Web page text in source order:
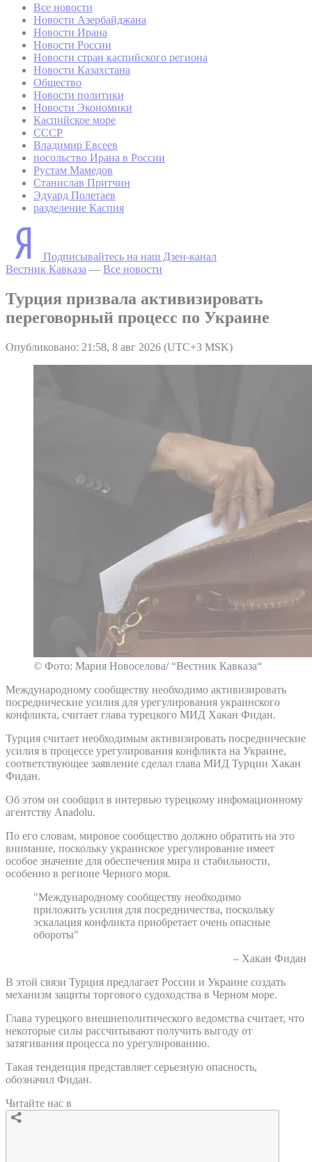
Все новости
Новости Азербайджана
Новости Ирана
Новости России
Новости стран каспийского региона
Новости Казахстана
Общество
Новости политики
Новости Экономики
Каспийское море
СССР
Владимир Евсеев
посольство Ирана в России
Рустам Мамедов
Станислав Притчин
Эдуард Полетаев
разделение Каспия
Подписывайтесь на наш Дзен-канал
Вестник Кавказа — Все новости
Турция призвала активизировать
переговорный процесс по Украине
Опубликовано: 21:58, 8 авг 2026 (UTC+3 MSK)
© Фото: Мария Новоселова/ “Вестник Кавказа“
Международному сообществу необходимо активизировать
посреднические усилия для урегулирования украинского
конфликта, считает глава турецкого МИД Хакан Фидан.
Турция считает необходимым активизировать посреднические
усилия в процессе урегулирования конфликта на Украине,
соответствующее заявление сделал глава МИД Турции Хакан
Фидан.
Об этом он сообщил в интервью турецкому инфомационному
агентству Anadolu.
По его словам, мировое сообщество должно обратить на это
внимание, поскольку украинское урегулирование имеет
особое значение для обеспечения мира и стабильности,
особенно в регионе Черного моря.
"Международному сообществу необходимо
приложить усилия для посредничества, поскольку
эскалация конфликта приобретает очень опасные
обороты"
– Хакан Фидан
В этой связи Турция предлагает России и Украине создать
механизм защиты торгового судоходства в Черном море.
Глава турецкого внешнеполитического ведомства считает, что
некоторые силы рассчитывают получить выгоду от
затягивания процесса по урегулированию.
Такая тенденция представляет серьезную опасность,
обозначил Фидан.
Читайте нас в